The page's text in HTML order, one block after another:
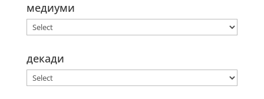
медиуми
декади